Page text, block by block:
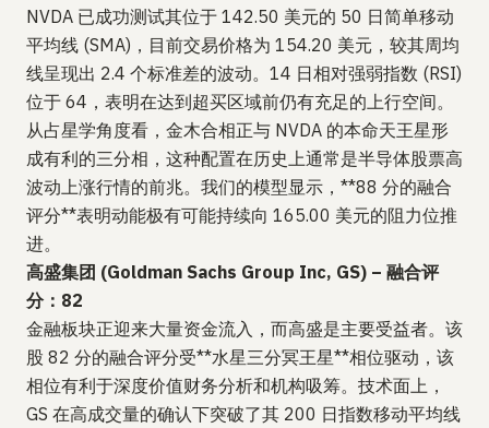
NVDA 已成功测试其位于 142.50 美元的 50 日简单移动
平均线 (SMA)，目前交易价格为 154.20 美元，较其周均
线呈现出 2.4 个标准差的波动。14 日相对强弱指数 (RSI)
位于 64，表明在达到超买区域前仍有充足的上行空间。
从占星学角度看，金木合相正与 NVDA 的本命天王星形
成有利的三分相，这种配置在历史上通常是半导体股票高
波动上涨行情的前兆。我们的模型显示，**88 分的融合
评分**表明动能极有可能持续向 165.00 美元的阻力位推
进。
高盛集团 (Goldman Sachs Group Inc, GS) – 融合评
分：82
金融板块正迎来大量资金流入，而高盛是主要受益者。该
股 82 分的融合评分受**水星三分冥王星**相位驱动，该
相位有利于深度价值财务分析和机构吸筹。技术面上，
GS 在高成交量的确认下突破了其 200 日指数移动平均线